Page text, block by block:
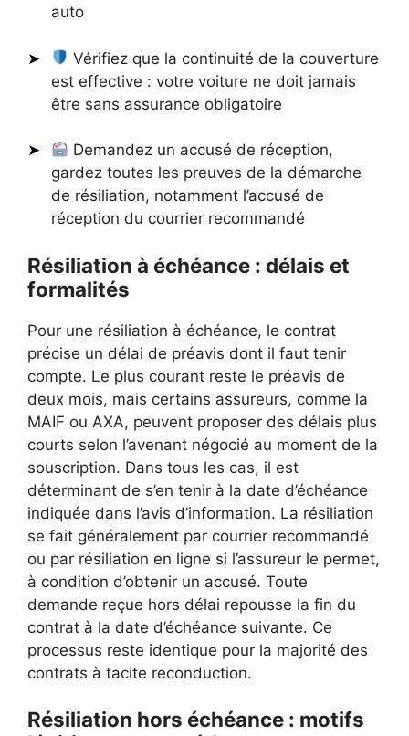
auto
Vérifiez que la continuité de la couverture
est effective : votre voiture ne doit jamais
être sans assurance obligatoire
Demandez un accusé de réception,
gardez toutes les preuves de la démarche
de résiliation, notamment l’accusé de
réception du courrier recommandé
Résiliation à échéance : délais et
formalités
Pour une résiliation à échéance, le contrat
précise un délai de préavis dont il faut tenir
compte. Le plus courant reste le préavis de
deux mois, mais certains assureurs, comme la
MAIF ou AXA, peuvent proposer des délais plus
courts selon l’avenant négocié au moment de la
souscription. Dans tous les cas, il est
déterminant de s’en tenir à la date d’échéance
indiquée dans l’avis d’information. La résiliation
se fait généralement par courrier recommandé
ou par résiliation en ligne si l’assureur le permet,
à condition d’obtenir un accusé. Toute
demande reçue hors délai repousse la fin du
contrat à la date d’échéance suivante. Ce
processus reste identique pour la majorité des
contrats à tacite reconduction.
Résiliation hors échéance : motifs